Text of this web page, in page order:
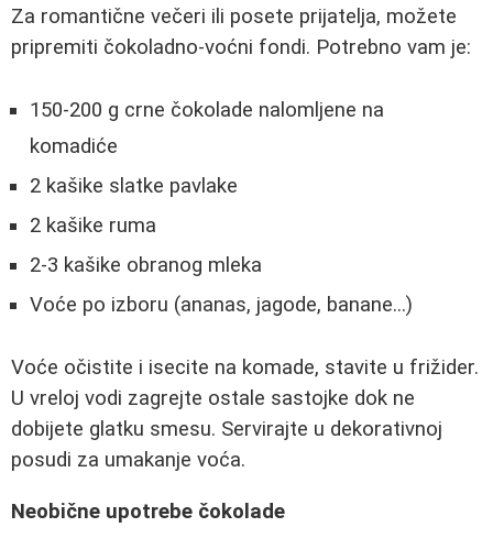
Za romantične večeri ili posete prijatelja, možete
pripremiti čokoladno-voćni fondi. Potrebno vam je:
150-200 g crne čokolade nalomljene na
komadiće
2 kašike slatke pavlake
2 kašike ruma
2-3 kašike obranog mleka
Voće po izboru (ananas, jagode, banane...)
Voće očistite i isecite na komade, stavite u frižider.
U vreloj vodi zagrejte ostale sastojke dok ne
dobijete glatku smesu. Servirajte u dekorativnoj
posudi za umakanje voća.
Neobične upotrebe čokolade